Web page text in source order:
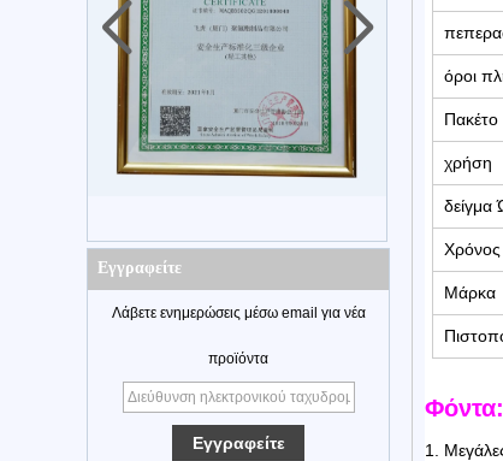
Εγγραφείτε
Λάβετε ενημερώσεις μέσω email για νέα
προϊόντα
όροι
Πακέτο
χρήση
δείγμα
Χρόνος
Μάρκα
Φόντα:
1.